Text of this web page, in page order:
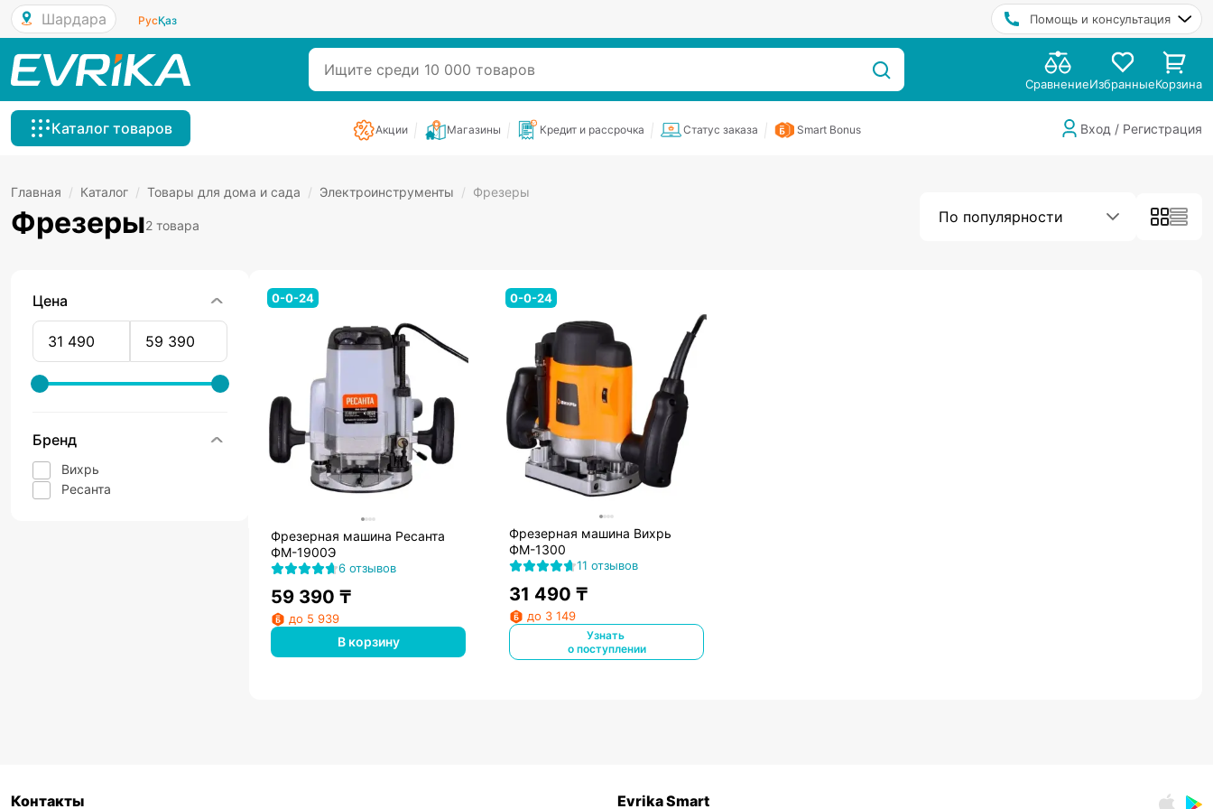
Шардара РусҚаз Помощь и консультация
СравнениеИзбранныеКорзина
Каталог товаров Акции Магазины Кредит и рассрочка Статус заказа Smart Bonus Вход / Регистрация
Главная / Каталог / Товары для дома и сада / Электроинструменты / Фрезеры
Фрезеры2 товара По популярности
Цена
Бренд
Вихрь
Ресанта
0-0-24
Фрезерная машина Ресанта
ФМ-1900Э
6 отзывов
59 390 ₸
до 5 939
В корзину
0-0-24
Фрезерная машина Вихрь
ФМ-1300
11 отзывов
31 490 ₸
до 3 149
Узнать
о поступлении
Контакты Evrika Smart